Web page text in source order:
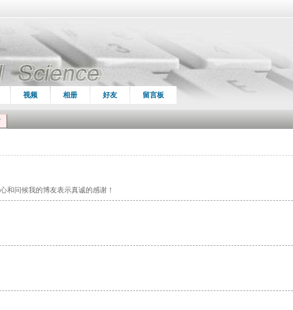
视频 相册 好友 留言板
和问候我的博友表示真诚的感谢！